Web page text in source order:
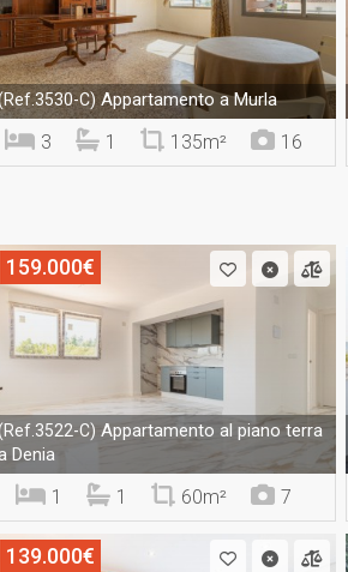
C) Appartamento a Murla
3 1 135m² 16
159.000€
C) Appartamento al piano terra
Denia
1 1 60m² 7
139.000€